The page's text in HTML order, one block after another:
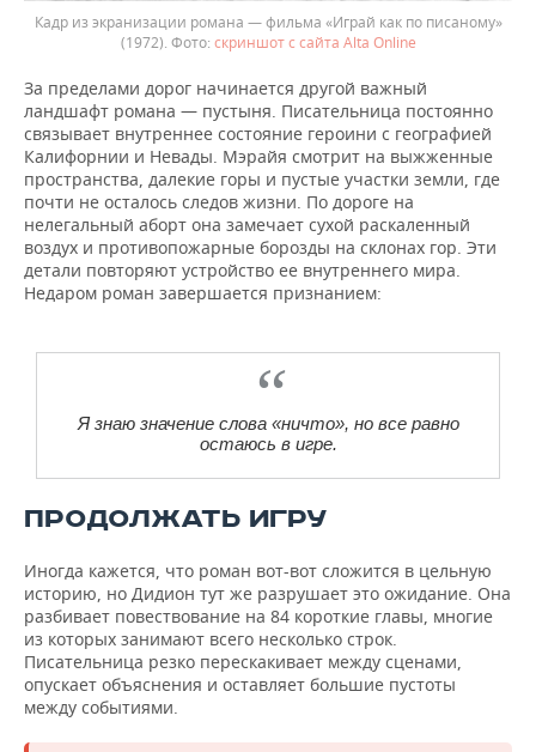
Кадр из экранизации романа — фильма «Играй как по писаному»
(1972).
скриншот с сайта Alta Online
За пределами дорог начинается другой важный
ландшафт романа — пустыня. Писательница постоянно
связывает внутреннее состояние героини с географией
Калифорнии и Невады. Мэрайя смотрит на выжженные
пространства, далекие горы и пустые участки земли, где
почти не осталось следов жизни. По дороге на
нелегальный аборт она замечает сухой раскаленный
воздух и противопожарные борозды на склонах гор. Эти
детали повторяют устройство ее внутреннего мира.
Недаром роман завершается признанием:
Я знаю значение слова «ничто», но все равно
остаюсь в игре.
ПРОДОЛЖАТЬ ИГРУ
Иногда кажется, что роман вот-вот сложится в цельную
историю, но Дидион тут же разрушает это ожидание. Она
разбивает повествование на 84 короткие главы, многие
из которых занимают всего несколько строк.
Писательница резко перескакивает между сценами,
опускает объяснения и оставляет большие пустоты
между событиями.